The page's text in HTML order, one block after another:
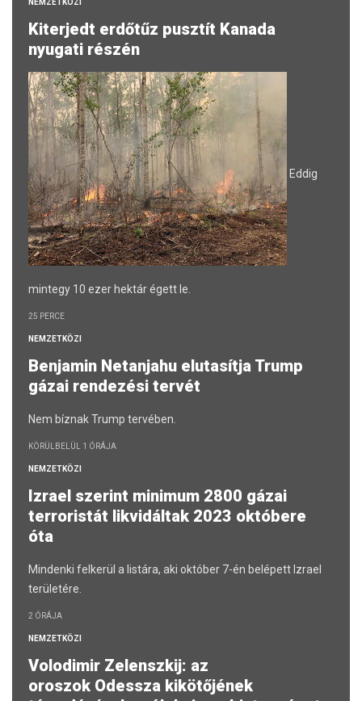
NEMZETKÖZI
Kiterjedt erdőtűz pusztít Kanada
nyugati részén
Eddig
mintegy 10 ezer hektár égett le.
25 PERCE
NEMZETKÖZI
Benjamin Netanjahu elutasítja Trump
gázai rendezési tervét
Nem bíznak Trump tervében.
KÖRÜLBELÜL 1 ÓRÁJA
NEMZETKÖZI
Izrael szerint minimum 2800 gázai
terroristát likvidáltak 2023 októbere
óta
Mindenki felkerül a listára, aki október 7-én belépett Izrael
területére.
2 ÓRÁJA
NEMZETKÖZI
Volodimir Zelenszkij: az
oroszok Odessza kikötőjének